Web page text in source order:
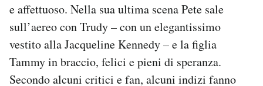
e affettuoso. Nella sua ultima scena Pete sale
sull’aereo con Trudy – con un elegantissimo
vestito alla Jacqueline Kennedy – e la figlia
Tammy in braccio, felici e pieni di speranza.
Secondo alcuni critici e fan, alcuni indizi fanno